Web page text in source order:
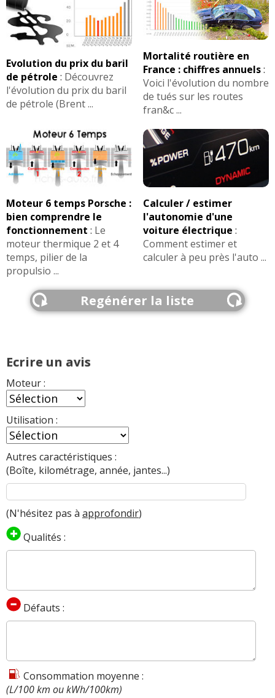
Evolution du prix du baril
de pétrole : Découvrez
l'évolution du prix du baril
de pétrole (Brent ...
Mortalité routière en
France : chiffres annuels:
Voici l'évolution du nombre
de tués sur les routes
fran&c ...
Moteur 6 temps Porsche :
bien comprendre le
fonctionnement : Le
moteur thermique 2 et 4
temps, pilier de la
propulsio ...
Calculer / estimer
l'autonomie d'une
voiture électrique :
Comment estimer et
calculer à peu près l'auto ...
Regénérer la liste
Ecrire un avis
Moteur :
Utilisation :
Autres caractéristiques :
(Boîte, kilométrage, année, jantes...)
(N'hésitez pas à approfondir)
Qualités :
Défauts :
Consommation moyenne :
(L/100 km ou kWh/100km)